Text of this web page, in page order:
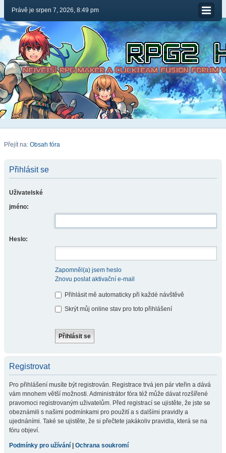
Právě je srpen 7, 2026, 8:49 pm
Přejít na: Obsah fóra
Přihlásit se
Uživatelské
jméno:
Heslo:
Zapomněl(a) jsem heslo
Znovu poslat aktivační e-mail
Přihlásit mě automaticky při každé návštěvě
Skrýt můj online stav pro toto přihlášení
Registrovat
Pro přihlášení musíte být registrován. Registrace trvá jen pár vteřin a dává
vám mnohem větší možnosti. Administrátor fóra též může dávat rozšířené
pravomoci registrovaným uživatelům. Před registrací se ujistěte, že jste se
obeznámili s našimi podmínkami pro použití a s dalšími pravidly a
ujednáními. Také se ujistěte, že si přečtete jakákoliv pravidla, která se na
fóru objeví.
Podmínky pro užívání Ochrana soukromí